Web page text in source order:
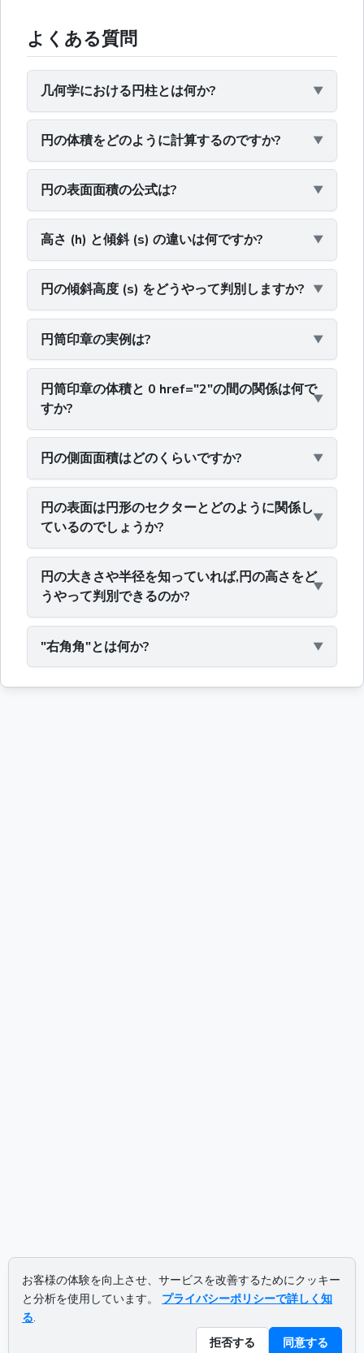
よくある質問
几何学における円柱とは何か?
円の体積をどのように計算するのですか?
円の表面面積の公式は?
高さ (h) と傾斜 (s) の違いは何ですか?
円の傾斜高度 (s) をどうやって判別しますか?
円筒印章の実例は?
円筒印章の体積と 0 href="2"の間の関係は何で
すか?
円の側面面積はどのくらいですか?
円の表面は円形のセクターとどのように関係し
ているのでしょうか?
円の大きさや半径を知っていれば,円の高さをど
うやって判別できるのか?
"右角角"とは何か?
お客様の体験を向上させ、サービスを改善するためにクッキー
と分析を使用しています。
プライバシーポリシーで詳しく知
る.
拒否する
同意する